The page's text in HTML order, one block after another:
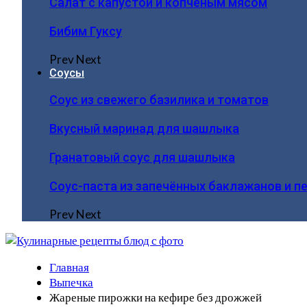
Бибим Гуксу
PrevNext
Соусы
Соус из свежего базилика и томатов
Вкусный маринад для шашлыка
Гранатовый соус для шашлыка
Соус-паста из запечённых баклажанов и
PrevNext
Главная
Выпечка
Жареные пирожки на кефире без дрожжей